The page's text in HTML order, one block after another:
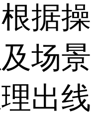
据操
场景
出线